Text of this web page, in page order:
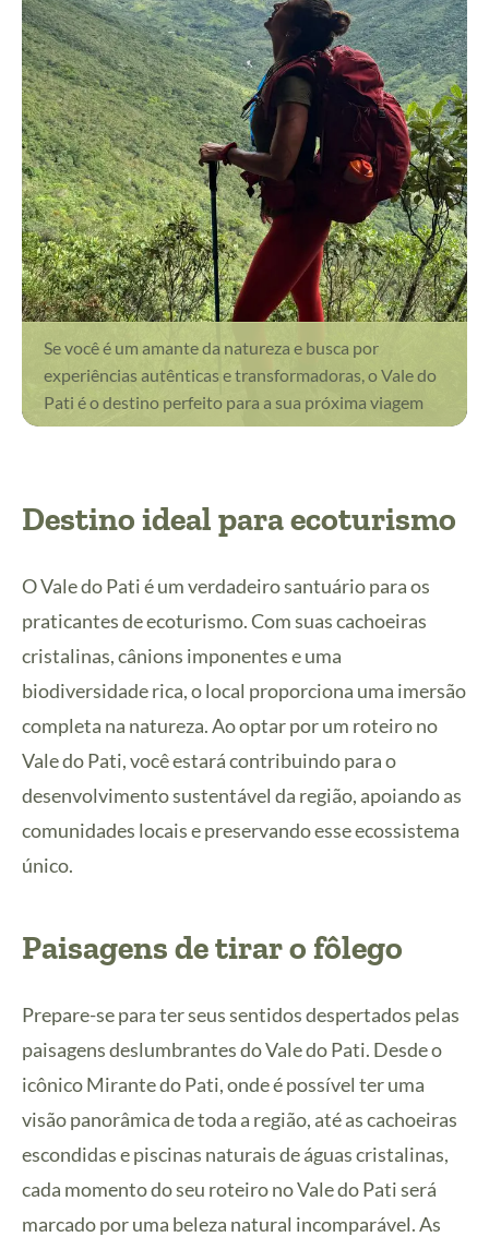
Se você é um amante da natureza e busca por
experiências autênticas e transformadoras, o Vale do
Pati é o destino perfeito para a sua próxima viagem
Destino ideal para ecoturismo
O Vale do Pati é um verdadeiro santuário para os
praticantes de ecoturismo. Com suas cachoeiras
cristalinas, cânions imponentes e uma
biodiversidade rica, o local proporciona uma imersão
completa na natureza. Ao optar por um roteiro no
Vale do Pati, você estará contribuindo para o
desenvolvimento sustentável da região, apoiando as
comunidades locais e preservando esse ecossistema
único.
Paisagens de tirar o fôlego
Prepare-se para ter seus sentidos despertados pelas
paisagens deslumbrantes do Vale do Pati. Desde o
icônico Mirante do Pati, onde é possível ter uma
visão panorâmica de toda a região, até as cachoeiras
escondidas e piscinas naturais de águas cristalinas,
cada momento do seu roteiro no Vale do Pati será
marcado por uma beleza natural incomparável. As